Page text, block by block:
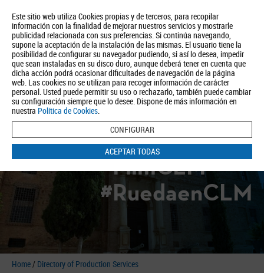
Este sitio web utiliza Cookies propias y de terceros, para recopilar
información con la finalidad de mejorar nuestros servicios y mostrarle
publicidad relacionada con sus preferencias. Si continúa navegando,
supone la aceptación de la instalación de las mismas. El usuario tiene la
posibilidad de configurar su navegador pudiendo, si así lo desea, impedir
que sean instaladas en su disco duro, aunque deberá tener en cuenta que
dicha acción podrá ocasionar dificultades de navegación de la página
web. Las cookies no se utilizan para recoger información de carácter
personal. Usted puede permitir su uso o rechazarlo, también puede cambiar
su configuración siempre que lo desee. Dispone de más información en
nuestra Política de Cookies.
CONFIGURAR
ACEPTAR TODAS
About us Tourism Política de Privacidad Aviso Legal Política de Cookies
BUSCAR
#FilmCLM
#RuedaenCLM
Home/ Directory of Production Services